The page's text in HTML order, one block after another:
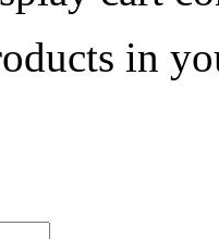
in